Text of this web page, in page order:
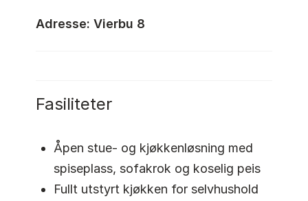
Adresse: Vierbu 8
Fasiliteter
Åpen stue- og kjøkkenløsning med
spiseplass, sofakrok og koselig peis
Fullt utstyrt kjøkken for selvhushold